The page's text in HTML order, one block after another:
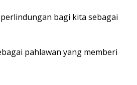
bagi kita sebagai
pahlawan yang memberi